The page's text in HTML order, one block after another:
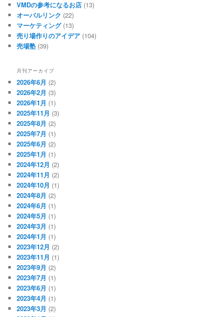
VMDの参考になるお店 (13)
オーバルリンク (22)
マーケティング(13)
売り場作りのアイデア (104)
売場塾 (39)
月刊アーカイブ
2026年6月 (2)
2026年2月 (3)
2026年1月 (1)
2025年11月 (3)
2025年8月 (2)
2025年7月 (1)
2025年6月 (2)
2025年1月 (1)
2024年12月 (2)
2024年11月 (2)
2024年10月 (1)
2024年8月 (2)
2024年6月 (1)
2024年5月 (1)
2024年3月 (1)
2024年1月 (1)
2023年12月 (2)
2023年11月 (1)
2023年9月 (2)
2023年7月 (1)
2023年6月 (1)
2023年4月 (1)
2023年3月 (2)